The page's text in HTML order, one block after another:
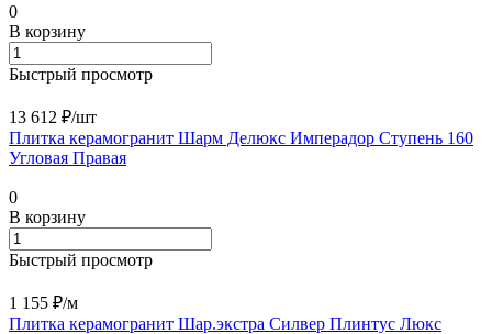
0
В корзину
Быстрый просмотр
13 612 ₽/шт
Плитка керамогранит Шарм Делюкс Имперадор Ступень 160
Угловая Правая
0
В корзину
Быстрый просмотр
1 155 ₽/м
Плитка керамогранит Шар.экстра Силвер Плинтус Люкс